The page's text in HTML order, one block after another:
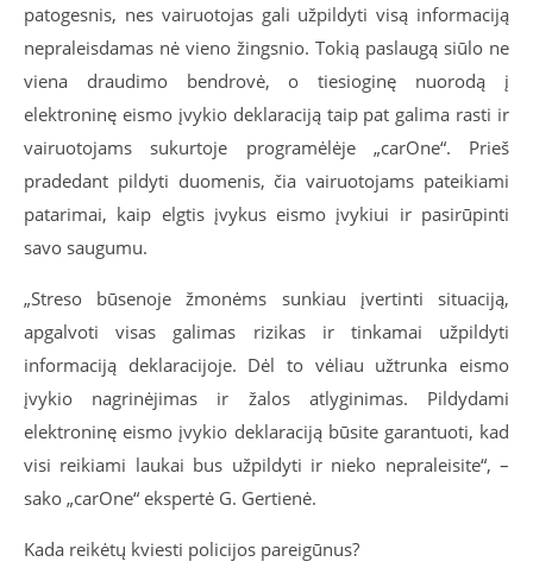
patogesnis, nes vairuotojas gali užpildyti visą informaciją
nepraleisdamas nė vieno žingsnio. Tokią paslaugą siūlo ne
viena draudimo bendrovė, o tiesioginę nuorodą į
elektroninę eismo įvykio deklaraciją taip pat galima rasti ir
vairuotojams sukurtoje programėlėje „carOne“. Prieš
pradedant pildyti duomenis, čia vairuotojams pateikiami
patarimai, kaip elgtis įvykus eismo įvykiui ir pasirūpinti
savo saugumu.
„Streso būsenoje žmonėms sunkiau įvertinti situaciją,
apgalvoti visas galimas rizikas ir tinkamai užpildyti
informaciją deklaracijoje. Dėl to vėliau užtrunka eismo
įvykio nagrinėjimas ir žalos atlyginimas. Pildydami
elektroninę eismo įvykio deklaraciją būsite garantuoti, kad
visi reikiami laukai bus užpildyti ir nieko nepraleisite“, –
sako „carOne“ ekspertė G. Gertienė.
Kada reikėtų kviesti policijos pareigūnus?